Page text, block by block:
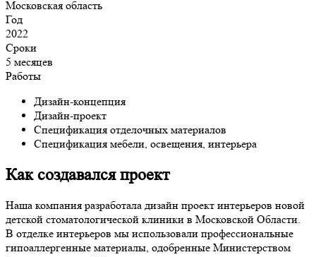
Московская область
Год
2022
Сроки
5 месяцев
Работы
Дизайн-концепция
Дизайн-проект
Спецификация отделочных материалов
Спецификация мебели, освещения, интерьера
Как создавался проект
Наша компания разработала дизайн проект интерьеров новой
детской стоматологической клиники в Московской Области.
В отделке интерьеров мы использовали профессиональные
гипоаллергенные материалы, одобренные Министерством